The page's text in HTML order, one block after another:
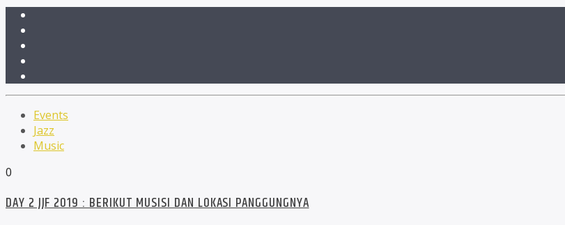
Events
Jazz
Music
0
DAY 2 JJF 2019 : BERIKUT MUSISI DAN LOKASI PANGGUNGNYA